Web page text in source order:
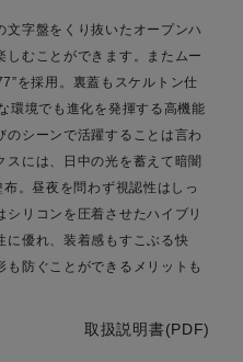
文字盤をくり抜いたオープンハ
しむことができます。またムー
を採用。裏蓋もスケルトン仕
環境でも進化を発揮する高機能
のシーンで活躍することは言わ
には、日中の光を蓄えて暗闇
。昼夜を問わず視認性はしっ
リコンを圧着させたハイブリ
に優れ、装着感もすこぶる快
防ぐことができるメリットも
取扱説明書(PDF)